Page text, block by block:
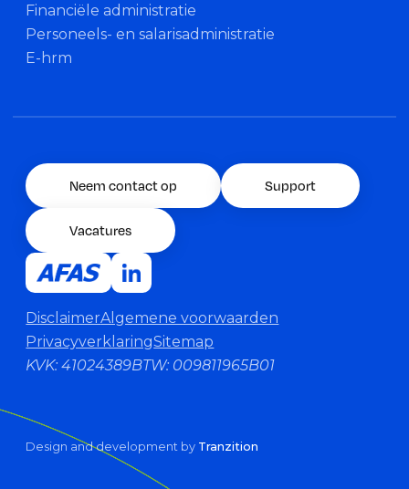
Financiële administratie
Personeels- en salarisadministratie
E-hrm
Neem contact op Support
Vacatures
DisclaimerAlgemene voorwaarden
PrivacyverklaringSitemap
KVK: 41024389BTW: 009811965B01
Design and development by Tranzition